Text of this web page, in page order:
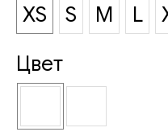
XS
S M L
Цвет